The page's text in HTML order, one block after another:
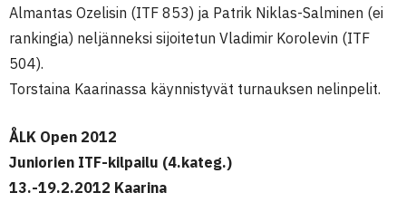
Almantas Ozelisin (ITF 853) ja Patrik Niklas-Salminen (ei
rankingia) neljänneksi sijoitetun Vladimir Korolevin (ITF
504).
Torstaina Kaarinassa käynnistyvät turnauksen nelinpelit.
ÅLK Open 2012
Juniorien ITF-kilpailu (4.kateg.)
13.-19.2.2012 Kaarina